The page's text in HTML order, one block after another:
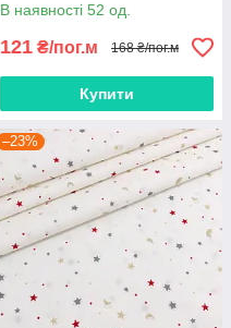
В наявності 52 од.
121 ₴/пог.м 168 ₴/пог.м
Купити
–23%